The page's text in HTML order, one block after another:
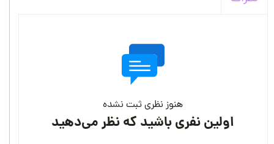
هنوز نظری ثبت نشده
اولین نفری باشید که نظر می‌دهید